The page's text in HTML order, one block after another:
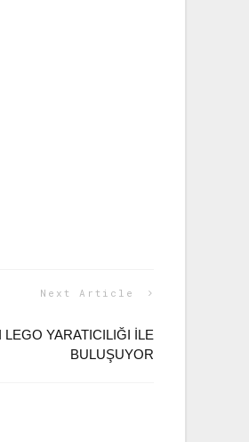
Next Article
YARATICILIĞI İLE
BULUŞUYOR